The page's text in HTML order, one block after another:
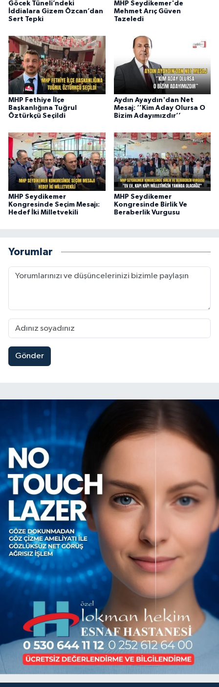
Göcek Tüneli’ndeki
İddialara Gizem Özcan’dan
Sert Tepki
MHP Seydikemer'de
Mehmet Arıç Güven
Tazeledi
MHP Fethiye İlçe
Başkanlığına Tuğrul
Öztürkçü Seçildi
Aydın Ayaydın'dan Net
Mesaj: ‘’Kim Aday Olursa O
Bizim Adayımızdır’’
MHP Seydikemer
Kongresinde Seçim Mesajı:
Hedef İki Milletvekili
MHP Seydikemer
Kongresinde Birlik Ve
Beraberlik Vurgusu
Yorumlar
Gönder